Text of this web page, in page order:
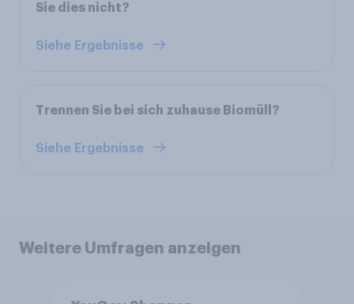
Sie dies nicht?
Siehe Ergebnisse
Trennen Sie bei sich zuhause Biomüll?
Siehe Ergebnisse
Weitere Umfragen anzeigen